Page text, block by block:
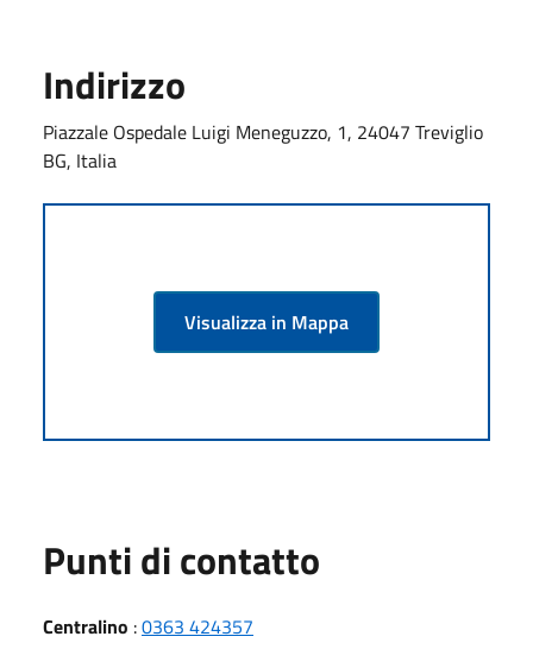
Indirizzo
Piazzale Ospedale Luigi Meneguzzo, 1, 24047 Treviglio
BG, Italia
Visualizza in Mappa
Punti di contatto
Centralino :0363 424357